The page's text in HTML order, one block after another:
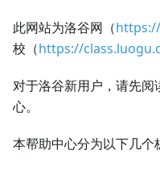
此网站为洛谷网（
校（https://
对于洛谷新用户，请先阅
心。
本帮助中心分为以下几个